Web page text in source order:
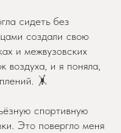
сидеть без
создали свою
и межвузовских
воздуха, и я поняла,
🤸
спортивную
Это повергло меня